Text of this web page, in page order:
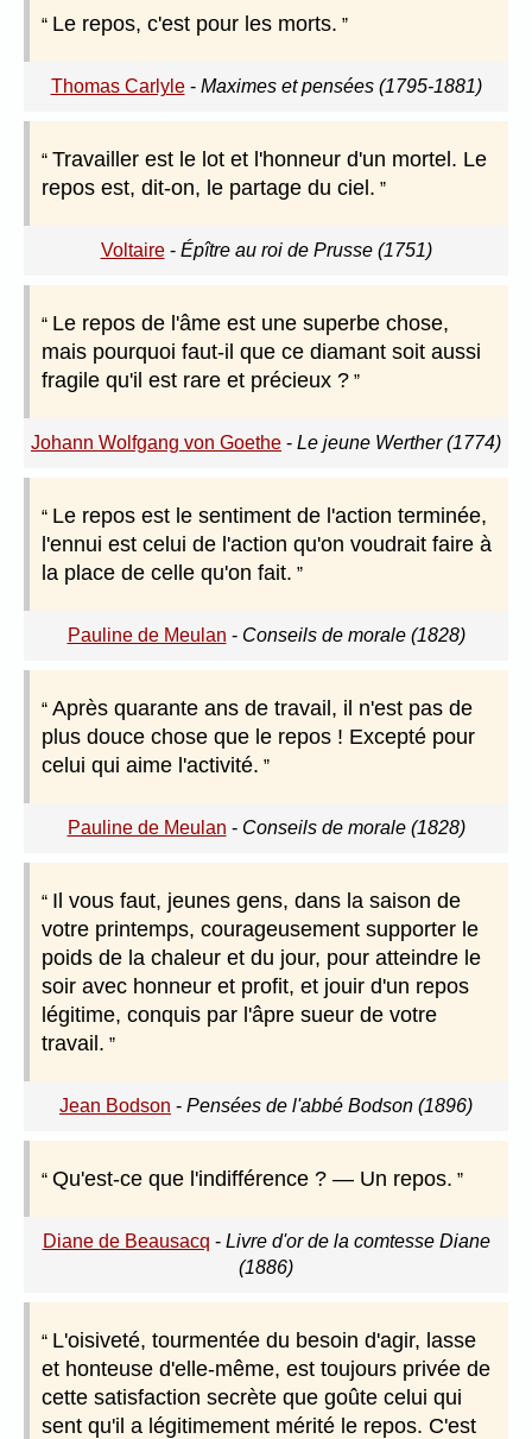
Le repos, c'est pour les morts.
Thomas Carlyle- Maximes et pensées (1795-1881)
Travailler est le lot et l'honneur d'un mortel. Le
repos est, dit-on, le partage du ciel.
Voltaire- Épître au roi de Prusse (1751)
Le repos de l'âme est une superbe chose,
mais pourquoi faut-il que ce diamant soit aussi
fragile qu'il est rare et précieux ?
Johann Wolfgang von Goethe - Le jeune Werther (1774)
Le repos est le sentiment de l'action terminée,
l'ennui est celui de l'action qu'on voudrait faire à
la place de celle qu'on fait.
Pauline de Meulan - Conseils de morale (1828)
Après quarante ans de travail, il n'est pas de
plus douce chose que le repos ! Excepté pour
celui qui aime l'activité.
Pauline de Meulan - Conseils de morale (1828)
Il vous faut, jeunes gens, dans la saison de
votre printemps, courageusement supporter le
poids de la chaleur et du jour, pour atteindre le
soir avec honneur et profit, et jouir d'un repos
légitime, conquis par l'âpre sueur de votre
travail.
Jean Bodson - Pensées de l'abbé Bodson (1896)
Qu'est-ce que l'indifférence ? — Un repos.
Diane de Beausacq - Livre d'or de la comtesse Diane
(1886)
L'oisiveté, tourmentée du besoin d'agir, lasse
et honteuse d'elle-même, est toujours privée de
cette satisfaction secrète que goûte celui qui
sent qu'il a légitimement mérité le repos. C'est